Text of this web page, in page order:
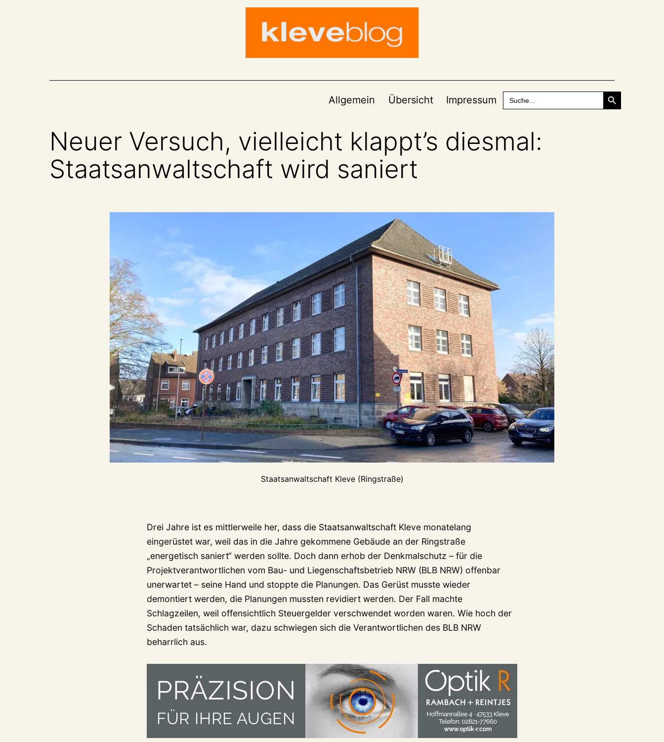
Allgemein Übersicht Impressum
Search
for:
Search Button
Neuer Versuch, vielleicht klappt’s diesmal:
Staatsanwaltschaft wird saniert
Staatsanwaltschaft Kleve (Ringstraße)
Drei Jahre ist es mittlerweile her, dass die Staatsanwaltschaft Kleve monatelang
eingerüstet war, weil das in die Jahre gekommene Gebäude an der Ringstraße
„energetisch saniert“ werden sollte. Doch dann erhob der Denkmalschutz – für die
Projektverantwortlichen vom Bau- und Liegenschaftsbetrieb NRW (BLB NRW) offenbar
unerwartet – seine Hand und stoppte die Planungen. Das Gerüst musste wieder
demontiert werden, die Planungen mussten revidiert werden. Der Fall machte
Schlagzeilen, weil offensichtlich Steuergelder verschwendet worden waren. Wie hoch der
Schaden tatsächlich war, dazu schwiegen sich die Verantwortlichen des BLB NRW
beharrlich aus.